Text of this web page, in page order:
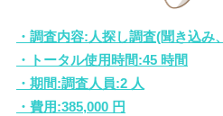
・調査内容:人探し調査(聞き込み
・トータル使用時間:45 時間
・期間:調査人員:2 人
・費用:385,000 円